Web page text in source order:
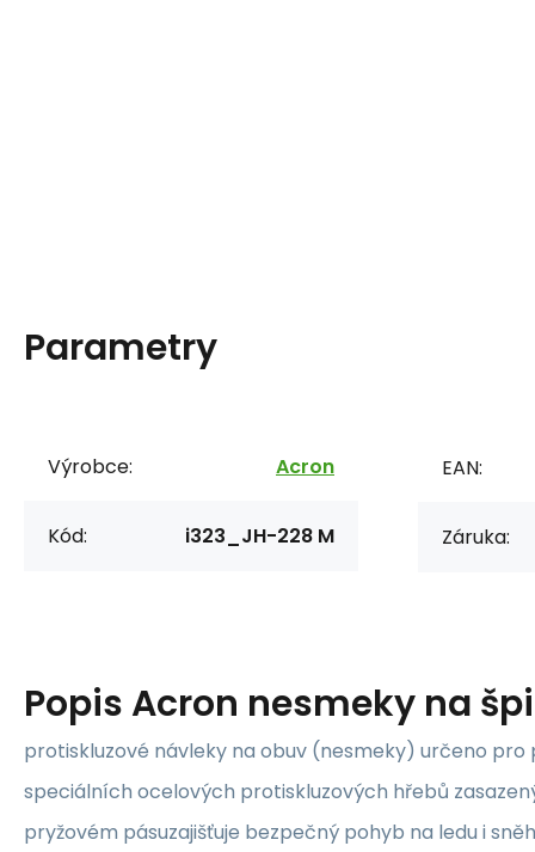
Parametry
Výrobce: Acron
Kód: i323_JH-228 M
EAN:
Záruka:
Popis Acron nesmeky na
protiskluzové návleky na obuv (nesmeky) určeno
speciálních ocelových protiskluzových hřebů
pryžovém pásuzajišťuje bezpečný pohyb na ledu i